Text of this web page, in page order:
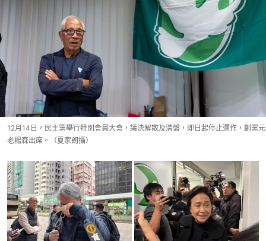
12月14日，民主黨舉行特別會員大會，議決解散及清盤，即日起停止運作，創黨元
老楊森出席。（夏家朗攝）